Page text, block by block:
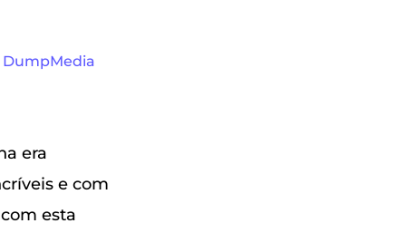
DumpMedia
era
e com
esta